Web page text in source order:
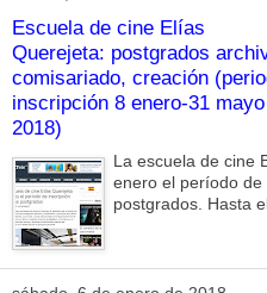
Escuela de cine Elías
Querejeta: postgrados
comisariado, creación
inscripción 8 enero-31 mayo
2018)
La escuela de cine
enero el período
postgrados. Hasta